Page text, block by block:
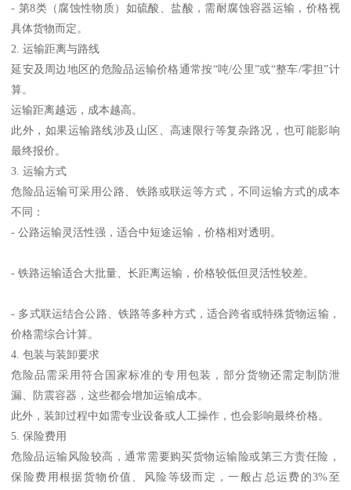
- 第8类（腐蚀性物质）如硫酸、盐酸，需耐腐蚀容器运输，价格视
具体货物而定。
2. 运输距离与路线
延安及周边地区的危险品运输价格通常按“吨/公里”或“整车/零担”计
算。
运输距离越远，成本越高。
此外，如果运输路线涉及山区、高速限行等复杂路况，也可能影响
最终报价。
3. 运输方式
危险品运输可采用公路、铁路或联运等方式，不同运输方式的成本
不同：
- 公路运输灵活性强，适合中短途运输，价格相对透明。
- 铁路运输适合大批量、长距离运输，价格较低但灵活性较差。
- 多式联运结合公路、铁路等多种方式，适合跨省或特殊货物运输，
价格需综合计算。
4. 包装与装卸要求
危险品需采用符合国家标准的专用包装，部分货物还需定制防泄
漏、防震容器，这些都会增加运输成本。
此外，装卸过程中如需专业设备或人工操作，也会影响最终价格。
5. 保险费用
危险品运输风险较高，通常需要购买货物运输险或第三方责任险，
保险费用根据货物价值、风险等级而定，一般占总运费的3%至